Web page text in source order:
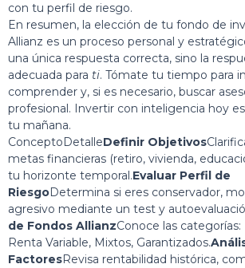
con tu perfil de riesgo.
En resumen, la elección de tu fondo de
Allianz es un proceso personal y
una única respuesta correcta, sino la
adecuada para ti. Tómate tu tiempo para
comprender y, si es necesario, buscar
profesional. Invertir con inteligencia hoy
tu mañana.
ConceptoDetalleDefinir Objetivos
metas financieras (retiro, vivienda,
tu horizonte temporal.Evaluar Perfil de
RiesgoDetermina si eres conservador,
agresivo mediante un test y
de Fondos AllianzConoce las categorías:
Renta Variable, Mixtos, Garantizados.
FactoresRevisa rentabilidad histórica,